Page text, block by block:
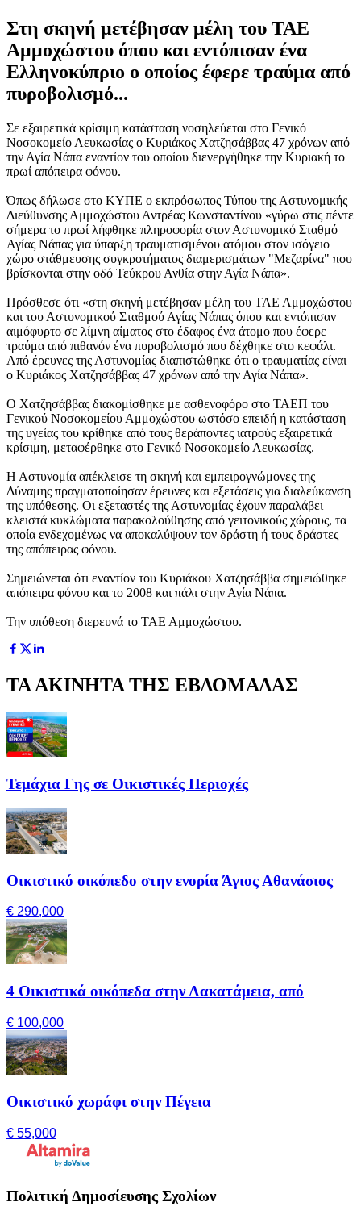
Στη σκηνή μετέβησαν μέλη του ΤΑΕ
Αμμοχώστου όπου και εντόπισαν ένα
Ελληνοκύπριο ο οποίος έφερε τραύμα από
πυροβολισμό...
Σε εξαιρετικά κρίσιμη κατάσταση νοσηλεύεται στο Γενικό
Νοσοκομείο Λευκωσίας ο Κυριάκος Χατζησάββας 47 χρόνων από
την Αγία Νάπα εναντίον του οποίου διενεργήθηκε την Κυριακή το
πρωί απόπειρα φόνου.
Όπως δήλωσε στο ΚΥΠΕ ο εκπρόσωπος Τύπου της Αστυνομικής
Διεύθυνσης Αμμοχώστου Αντρέας Κωνσταντίνου «γύρω στις πέντε
σήμερα το πρωί λήφθηκε πληροφορία στον Αστυνομικό Σταθμό
Αγίας Νάπας για ύπαρξη τραυματισμένου ατόμου στον ισόγειο
χώρο στάθμευσης συγκροτήματος διαμερισμάτων "Μεζαρίνα" που
βρίσκονται στην οδό Τεύκρου Ανθία στην Αγία Νάπα».
Πρόσθεσε ότι «στη σκηνή μετέβησαν μέλη του ΤΑΕ Αμμοχώστου
και του Αστυνομικού Σταθμού Αγίας Νάπας όπου και εντόπισαν
αιμόφυρτο σε λίμνη αίματος στο έδαφος ένα άτομο που έφερε
τραύμα από πιθανόν ένα πυροβολισμό που δέχθηκε στο κεφάλι.
Από έρευνες της Αστυνομίας διαπιστώθηκε ότι ο τραυματίας είναι
ο Κυριάκος Χατζησάββας 47 χρόνων από την Αγία Νάπα».
Ο Χατζησάββας διακομίσθηκε με ασθενοφόρο στο ΤΑΕΠ του
Γενικού Νοσοκομείου Αμμοχώστου ωστόσο επειδή η κατάσταση
της υγείας του κρίθηκε από τους θεράποντες ιατρούς εξαιρετικά
κρίσιμη, μεταφέρθηκε στο Γενικό Νοσοκομείο Λευκωσίας.
Η Αστυνομία απέκλεισε τη σκηνή και εμπειρογνώμονες της
Δύναμης πραγματοποίησαν έρευνες και εξετάσεις για διαλεύκανση
της υπόθεσης. Οι εξεταστές της Αστυνομίας έχουν παραλάβει
κλειστά κυκλώματα παρακολούθησης από γειτονικούς χώρους, τα
οποία ενδεχομένως να αποκαλύψουν τον δράστη ή τους δράστες
της απόπειρας φόνου.
Σημειώνεται ότι εναντίον του Κυριάκου Χατζησάββα σημειώθηκε
απόπειρα φόνου και το 2008 και πάλι στην Αγία Νάπα.
Την υπόθεση διερευνά το ΤΑΕ Αμμοχώστου.
ΤΑ ΑΚΙΝΗΤΑ ΤΗΣ ΕΒΔΟΜΑΔΑΣ
Τεμάχια Γης σε Οικιστικές Περιοχές
Οικιστικό οικόπεδο στην ενορία Άγιος Αθανάσιος
€ 290,000
4 Οικιστικά οικόπεδα στην Λακατάμεια, από
€ 100,000
Οικιστικό χωράφι στην Πέγεια
€ 55,000
Πολιτική Δημοσίευσης Σχολίων